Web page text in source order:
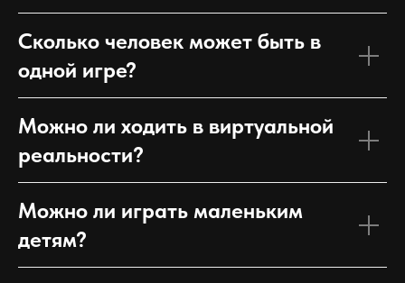
Сколько человек может быть в
одной игре?
Можно ли ходить в виртуальной
реальности?
Можно ли играть маленьким
детям?